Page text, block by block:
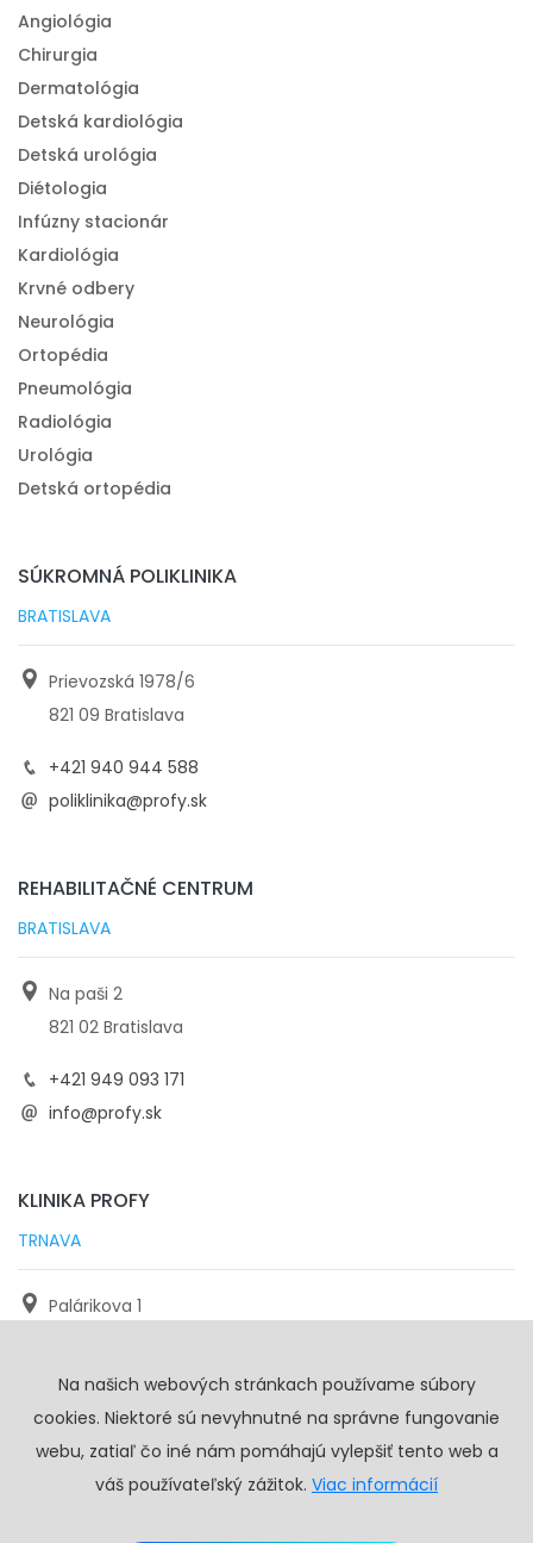
Angiológia
Chirurgia
Dermatológia
Detská kardiológia
Detská urológia
Diétologia
Infúzny stacionár
Kardiológia
Krvné odbery
Neurológia
Ortopédia
Pneumológia
Radiológia
Urológia
Detská ortopédia
SÚKROMNÁ POLIKLINIKA
BRATISLAVA
Prievozská 1978/6
821 09 Bratislava
+421 940 944 588
poliklinika@profy.sk
REHABILITAČNÉ CENTRUM
BRATISLAVA
Na paši 2
821 02 Bratislava
+421 949 093 171
info@profy.sk
KLINIKA PROFY
TRNAVA
Palárikova 1
+421 905 117 923
info@profy.sk
Na našich webových stránkach používame súbory
cookies. Niektoré sú nevyhnutné na správne fungovanie
webu, zatiaľ čo iné nám pomáhajú vylepšiť tento web a
váš používateľský zážitok. Viac informácií